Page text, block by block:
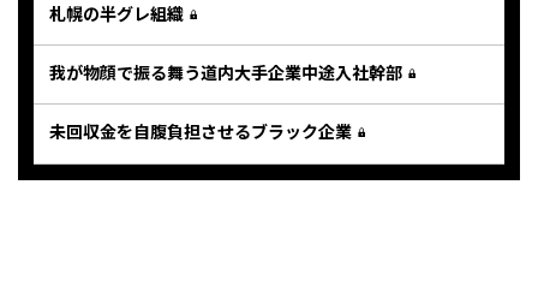
札幌の半グレ組織
我が物顔で振る舞う道内大手企業中途入社幹部
未回収金を自腹負担させるブラック企業